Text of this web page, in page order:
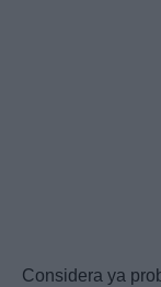
Considera ya